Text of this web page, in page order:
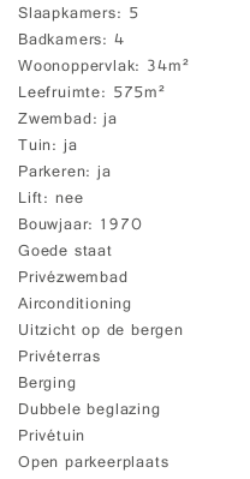
Slaapkamers 5
Badkamers 4
Woonoppervlak 34m²
Leefruimte 575m²
Zwembad ja
Tuin ja
Parkeren ja
Lift nee
Bouwjaar 1970
Goede staat
Privézwembad
Airconditioning
Uitzicht op de bergen
Privéterras
Berging
Dubbele beglazing
Privétuin
Open parkeerplaats